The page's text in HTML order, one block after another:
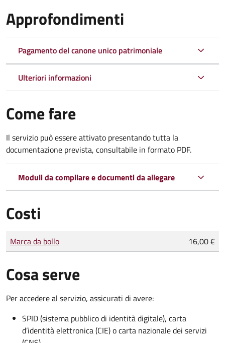
Approfondimenti
Pagamento del canone unico patrimoniale
Ulteriori informazioni
Come fare
Il servizio può essere attivato presentando tutta la
documentazione prevista, consultabile in formato PDF.
Moduli da compilare e documenti da allegare
Costi
Tipo di pagamento
Importo
Marca da bollo 16,00 €
Cosa serve
Per accedere al servizio, assicurati di avere:
SPID (sistema pubblico di identità digitale), carta
d’identità elettronica (CIE) o carta nazionale dei servizi